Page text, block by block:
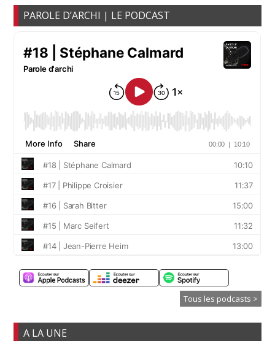
PAROLE D’ARCHI | LE PODCAST
Tous les podcasts >
A LA UNE